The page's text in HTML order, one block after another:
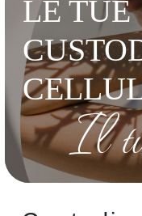
LE TUE
Il